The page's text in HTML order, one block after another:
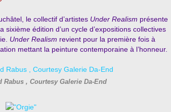
le collectif d’artistes Under Realism présente
édition d’un cycle d’expositions collectives
Under Realism revient pour la première fois à
mettant la peinture contemporaine à l’honneur.
, Courtesy Galerie Da-End